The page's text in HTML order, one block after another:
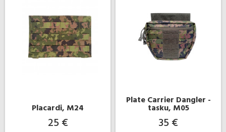
Placardi, M24
25 €
Plate Carrier Dangler -
tasku, M05
35 €